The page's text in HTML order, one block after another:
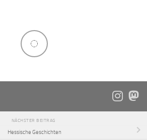
NÄCHSTER BEITRAG
Hessische Geschichten